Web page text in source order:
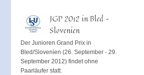
JGP 2012 in Bled –
Slovenien
Der Junioren Grand Prix in
Bled/Slovenien (26. September - 29.
September 2012) findet ohne
Paarläufer statt.